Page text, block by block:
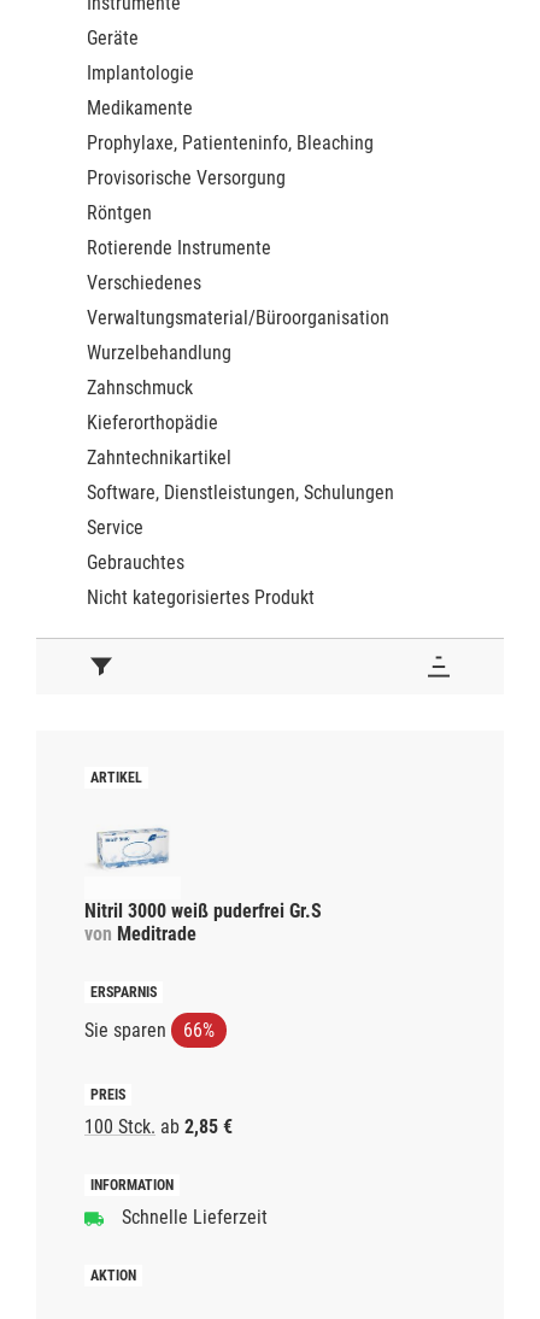
Geräte
Implantologie
Medikamente
Prophylaxe, Patienteninfo, Bleaching
Provisorische Versorgung
Röntgen
Rotierende Instrumente
Verschiedenes
Verwaltungsmaterial/Büroorganisation
Wurzelbehandlung
Zahnschmuck
Kieferorthopädie
Zahntechnikartikel
Software, Dienstleistungen, Schulungen
Service
Gebrauchtes
Nicht kategorisiertes Produkt
Nitril 3000 weiß puderfrei Gr.S
von Meditrade
Sie sparen 66%
100 Stck. ab 2,85 €
Schnelle Lieferzeit